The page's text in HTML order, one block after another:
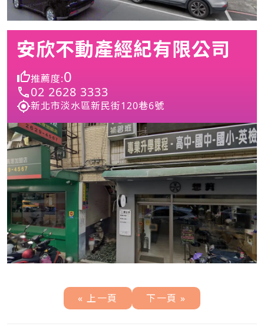
安欣不動產經紀有限公司
推薦度:0
02 2628 3333
新北市淡水區新民街120巷6號
« 上一頁 下一頁 »